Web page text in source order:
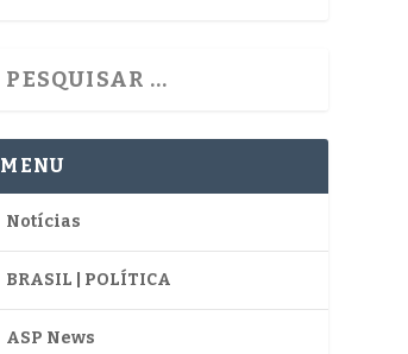
MENU
Notícias
BRASIL | POLÍTICA
ASP News